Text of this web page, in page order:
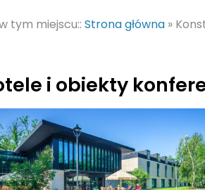
tym miejscu:: Strona główna »
i obiekty